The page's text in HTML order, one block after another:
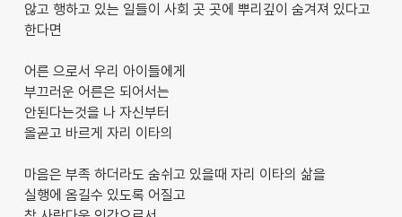
않고 행하고 있는 일들이 사회 곳 곳에 뿌리깊이 숨겨져 있다고
한다면
어른 으로서 우리 아이들에게
부끄러운 어른은 되어서는
안된다는것을 나 자신부터
올곧고 바르게 자리 이타의
마음은 부족 하더라도 숨쉬고 있을때 자리 이타의 삶을
실행에 옴길수 있도록 어질고